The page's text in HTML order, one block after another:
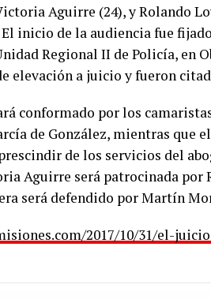
Aguirre (24), y Rolando
inicio de la audiencia fue
Regional II de Policía, en
elevación a juicio y fueron
conformado por los
de González, mientras que
de los servicios del
Aguirre será patrocinada por
será defendido por Martín
2017/10/31/el-